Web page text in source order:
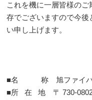
これを機に一層皆様の
存でございますので今
い申し上げます。
■名 称 旭ファイバ
■所 在 地 〒 730-0802